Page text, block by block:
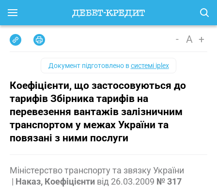
- A +
Документ підготовлено всистемі iplex
Коефіцієнти, що застосовуються до
тарифів Збірника тарифів на
перевезення вантажів залізничним
транспортом у межах України та
повязані з ними послуги
Міністерство транспорту та звязку України
| Наказ, Коефіцієнти від 26.03.2009 № 317